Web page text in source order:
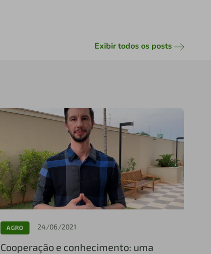
Exibir todos os posts
AGRO 24/06/2021
Cooperação e conhecimento: uma